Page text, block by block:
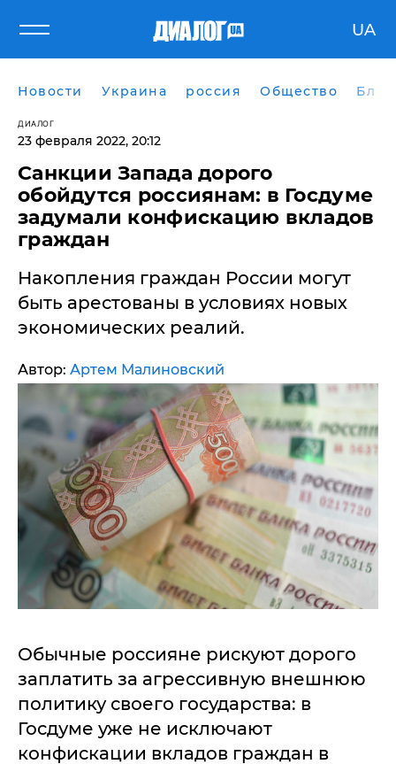
UA
Новости Украина россия Общество
ДИАЛОГ
23 февраля 2022, 20:12
Санкции Запада дорого
обойдутся россиянам: в Госдуме
задумали конфискацию вкладов
граждан
Накопления граждан России могут
быть арестованы в условиях новых
экономических реалий.
Автор: Артем Малиновский
Обычные россияне рискуют дорого
заплатить за агрессивную внешнюю
политику своего государства: в
Госдуме уже не исключают
конфискации вкладов граждан в